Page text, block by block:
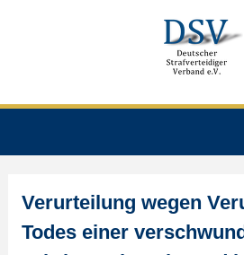
Verurteilung wegen
Todes einer